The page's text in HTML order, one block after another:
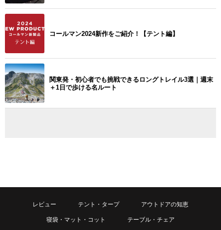
コールマン2024新作をご紹介！【テント編】
関東発・初心者でも挑戦できるロングトレイル3選｜週末
＋1日で歩ける名ルート
レビュー テント・タープ アウトドアの知恵
寝袋・マット・コット テーブル・チェア